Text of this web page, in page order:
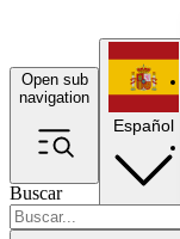
Open sub
navigation
Buscar
Español